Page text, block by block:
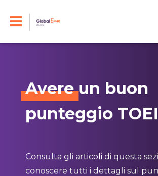
Avereun buon
punteggio
Consulta gli articoli di questa
conoscere tutti i dettagli sul